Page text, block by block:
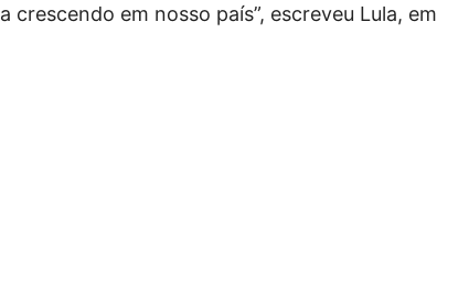
crescendo em nosso país”, escreveu Lula, em